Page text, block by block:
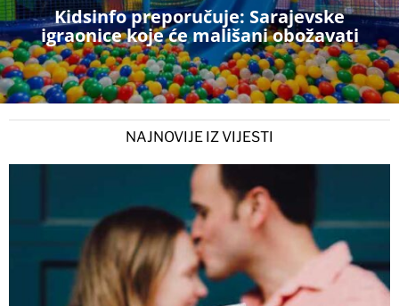
Kidsinfo preporučuje: Sarajevske
igraonice koje će mališani obožavati
NAJNOVIJE IZ VIJESTI